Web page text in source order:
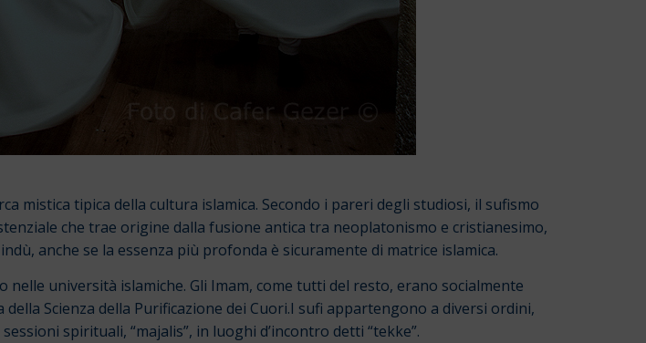
mistica tipica della cultura islamica. Secondo i pareri degli studiosi, il sufismo
che trae origine dalla fusione antica tra neoplatonismo e cristianesimo,
anche se la essenza più profonda è sicuramente di matrice islamica.
nelle università islamiche. Gli Imam, come tutti del resto, erano socialmente
Scienza della Purificazione dei Cuori.I sufi appartengono a diversi ordini,
spirituali, “majalis”, in luoghi d’incontro detti “tekke”.